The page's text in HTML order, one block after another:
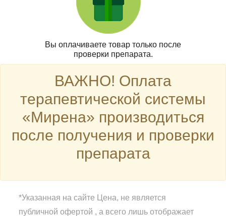
Вы оплачиваете товар только после
проверки препарата.
ВАЖНО! Оплата
терапевтической системы
«Мирена» производиться
после получения и проверки
препарата
*Указанная на сайте Цена, не является
публичной офертой , а всего лишь отображает